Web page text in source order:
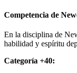
Competencia de
En la disciplina de
habilidad y espíritu
Categoría +40: